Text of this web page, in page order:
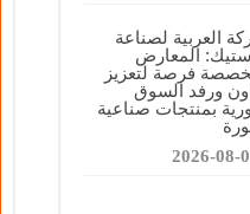
العربية لصناعة
المعارض
فرصة لتعزيز
ورفد السوق
بمنتجات صناعية
2026-08-